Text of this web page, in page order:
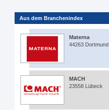
Aus dem Branchenindex
Materna
44263 Dortmund
MACH
23558 Lübeck